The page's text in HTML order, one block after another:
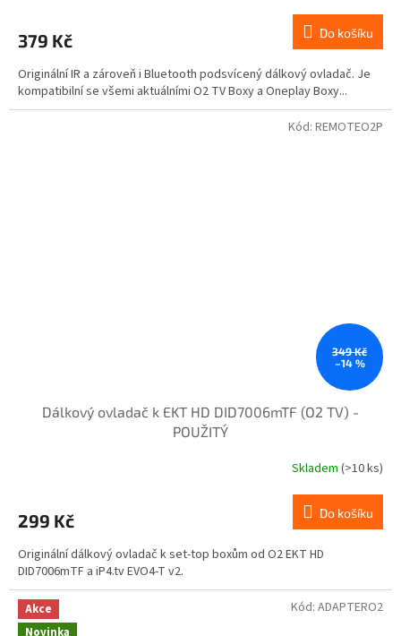
379 Kč Do košíku
Originální IR a zároveň i Bluetooth podsvícený dálkový ovladač. Je
kompatibilní se všemi aktuálními O2 TV Boxy a Oneplay Boxy...
349 Kč
–14 %
Dálkový ovladač k EKT HD DID7006mTF (O2 TV) -
POUŽITÝ
Skladem (>10 ks)
299 Kč Do košíku
Originální dálkový ovladač k set-top boxům od O2 EKT HD
DID7006mTF a iP4.tv EVO4-T v2.
Kód: REMOTEO2P
Akce
Novinka
Kód: ADAPTERO2